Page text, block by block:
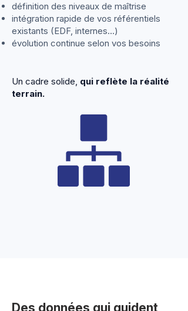
définition des niveaux de maîtrise
intégration rapide de vos référentiels
existants (EDF, internes…)
évolution continue selon vos besoins
Un cadre solide, qui reflète la réalité
terrain.
Des données qui guident